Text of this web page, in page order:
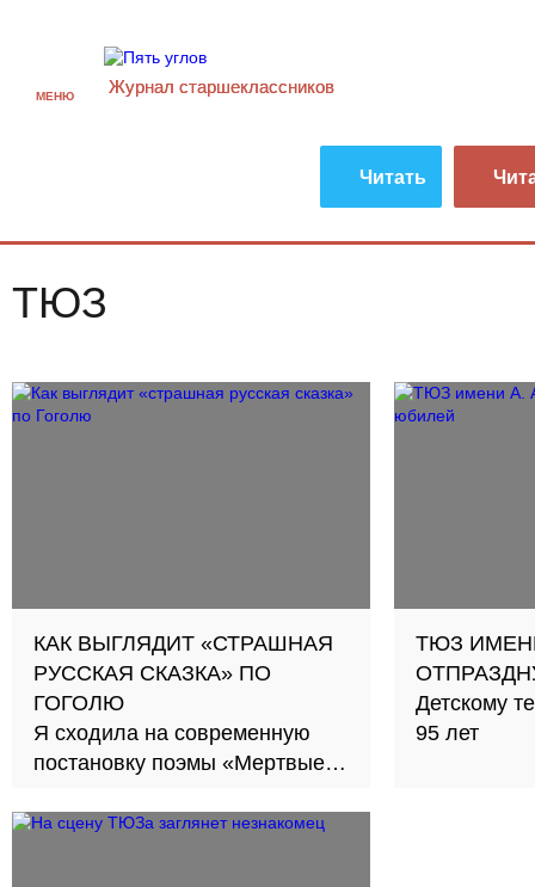
МЕНЮ Журнал старшекласcников
Читать
ТЮЗ
КАК ВЫГЛЯДИТ «СТРАШНАЯ
РУССКАЯ СКАЗКА» ПО
ГОГОЛЮ
Я сходила на современную
постановку поэмы «Мертвые
ТЮЗ
Детскому
95 лет